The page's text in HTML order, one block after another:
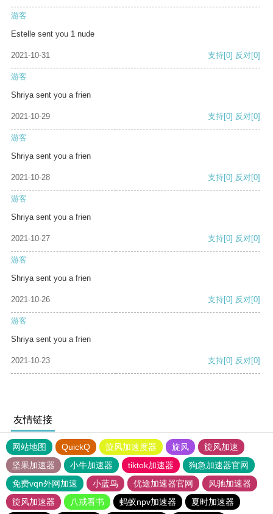
游客
Estelle sent you 1 nude
2021-10-31 支持[0] 反对[0]
游客
Shriya sent you a frien
2021-10-29 支持[0] 反对[0]
游客
Shriya sent you a frien
2021-10-28 支持[0] 反对[0]
游客
Shriya sent you a frien
2021-10-27 支持[0] 反对[0]
游客
Shriya sent you a frien
2021-10-26 支持[0] 反对[0]
游客
Shriya sent you a frien
2021-10-23 支持[0] 反对[0]
友情链接
网站地图 QuickQ 旋风加速度器 旋风
旋风加速
坚果加速器
小牛加速器 tiktok加速器
狗急加速器官网
免费vqn外网加速
小蓝鸟 优途加速器官网
风驰加速器
旋风加速器
八戒看书 蚂蚁npv加速器 夏时加速器